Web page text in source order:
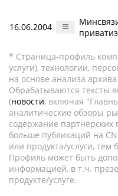
16.06.2004
* Страница-профиль
услуги), технологии,
на основе анализа
Обрабатываются тексты
(новости, включая
аналитические обзоры
содержание партнёрских
больше публикаций на
или продукта/услуги,
Профиль может быть
информацией, в т.ч.
продукте/услуге.